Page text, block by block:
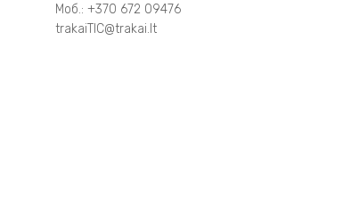
Moб.: +370 672 09476
trakaiTIC@trakai.lt